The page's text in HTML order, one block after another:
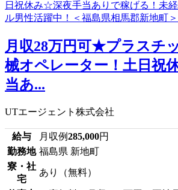
月収28万円可★プラスチ
械オペレーター！土日祝
当あ...
UTエージェント株式会社
給与 月収例285,000円
勤務地 福島県 新地町
寮・社
宅
あり（無料）